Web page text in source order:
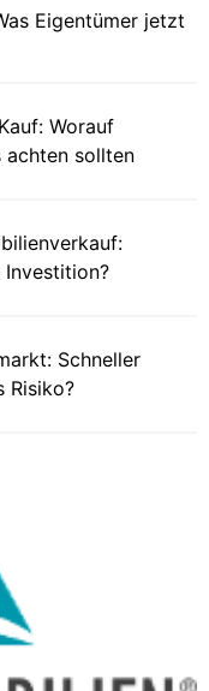
Eigentümer jetzt
Worauf
achten sollten
Schneller
Risiko?